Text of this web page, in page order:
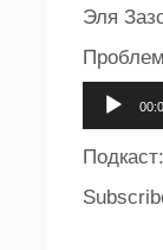
Эля
Подкаст: